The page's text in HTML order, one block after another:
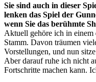
Sie sind auch in dieser
lenken das Spiel der
wenn Sie das berühmte
Aktuell gehöre ich in einem
Stamm. Davon träumen
Vorstellungen, und nun
Aber darauf ruhe ich nicht
Fortschritte machen kann.